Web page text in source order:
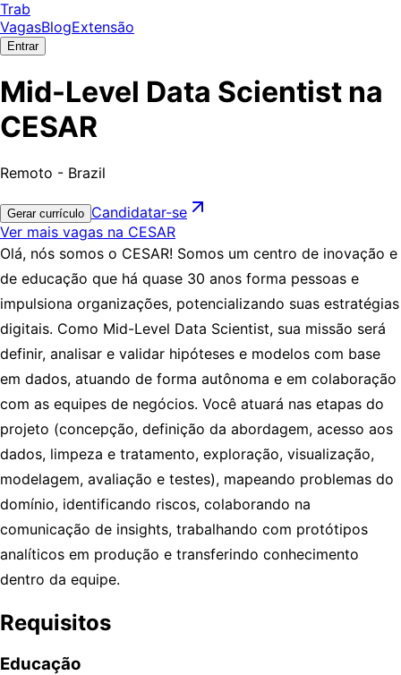
Trab
VagasBlogExtensão
Entrar
Mid-Level Data Scientist na
CESAR
Remoto - Brazil
Gerar currículo Candidatar-se
Ver mais vagas na CESAR
Olá, nós somos o CESAR! Somos um centro de inovação e
de educação que há quase 30 anos forma pessoas e
impulsiona organizações, potencializando suas estratégias
digitais. Como Mid-Level Data Scientist, sua missão será
definir, analisar e validar hipóteses e modelos com base
em dados, atuando de forma autônoma e em colaboração
com as equipes de negócios. Você atuará nas etapas do
projeto (concepção, definição da abordagem, acesso aos
dados, limpeza e tratamento, exploração, visualização,
modelagem, avaliação e testes), mapeando problemas do
domínio, identificando riscos, colaborando na
comunicação de insights, trabalhando com protótipos
analíticos em produção e transferindo conhecimento
dentro da equipe.
Requisitos
Educação